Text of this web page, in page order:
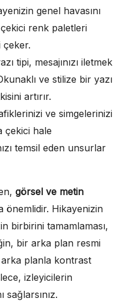
genel havasını
renk paletleri
çeker.
tipi, mesajınızı iletmek
ve stilize bir yazı
artırır.
ve simgelerinizi
çekici hale
temsil eden unsurlar
görsel ve metin
önemlidir. Hikayenizin
birbirini tamamlaması,
bir arka plan resmi
planla kontrast
izleyicilerin
sağlarsınız.